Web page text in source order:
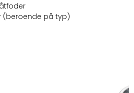
(beroende på typ)